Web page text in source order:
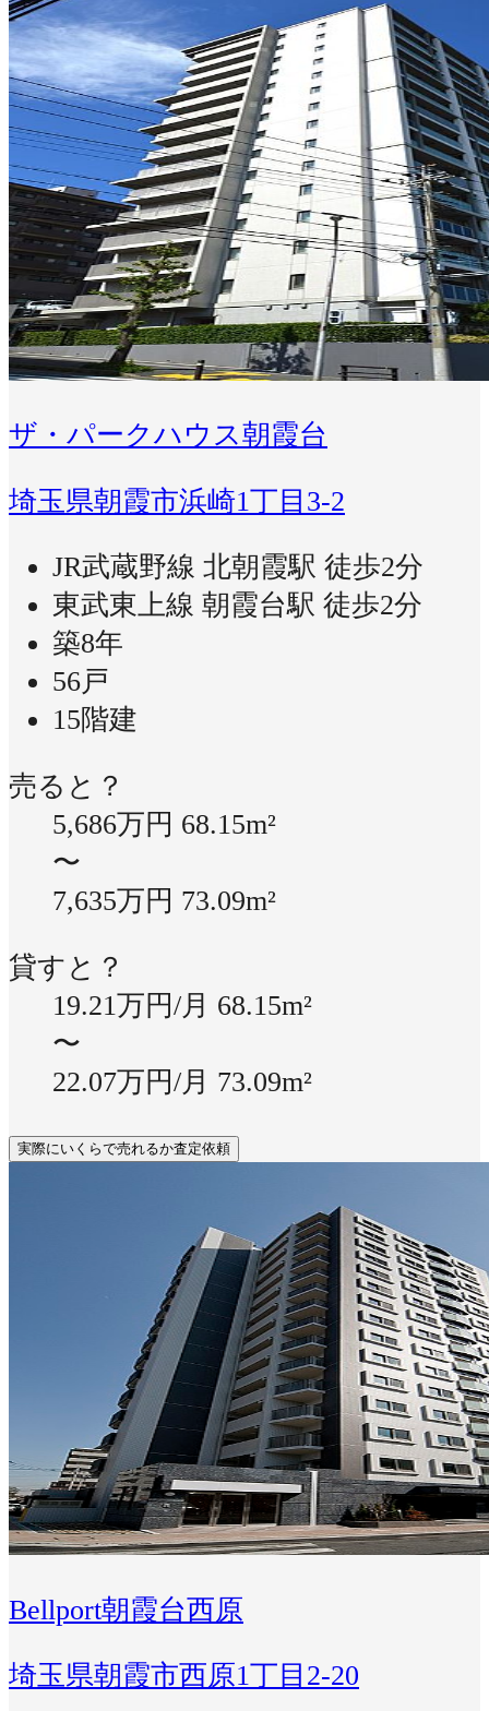
ザ・パークハウス朝霞台
埼玉県朝霞市浜崎1丁目3-2
JR武蔵野線 北朝霞駅 徒歩2分
東武東上線 朝霞台駅 徒歩2分
築8年
56戸
15階建
売ると？
5,686万円 68.15m²
〜
7,635万円 73.09m²
貸すと？
19.21万円/月 68.15m²
〜
22.07万円/月 73.09m²
実際にいくらで売れるか査定依頼
Bellport朝霞台西原
埼玉県朝霞市西原1丁目2-20